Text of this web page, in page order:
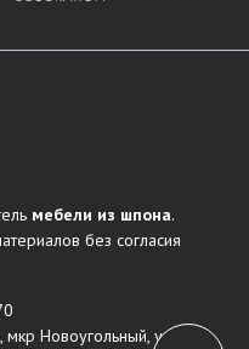
мебели из шпона.
без согласия
мкр Новоугольный, ул